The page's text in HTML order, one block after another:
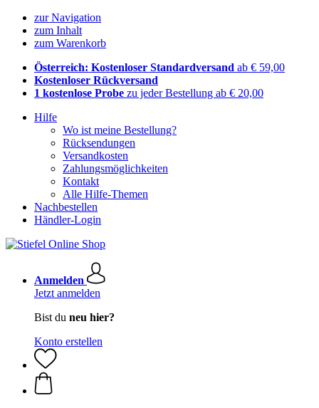
zur Navigation
zum Inhalt
zum Warenkorb
Österreich: Kostenloser Standardversand ab € 59,00
Kostenloser Rückversand
1 kostenlose Probe zu jeder Bestellung ab € 20,00
Hilfe
Wo ist meine Bestellung?
Rücksendungen
Versandkosten
Zahlungsmöglichkeiten
Kontakt
Alle Hilfe-Themen
Nachbestellen
Händler-Login
Anmelden
Jetzt anmelden
Bist du neu hier?
Konto erstellen